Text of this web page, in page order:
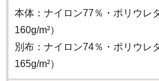
本体：ナイロン77％・ポリウレ
160g/m²）
別布：ナイロン74％・ポリウレ
165g/m²）